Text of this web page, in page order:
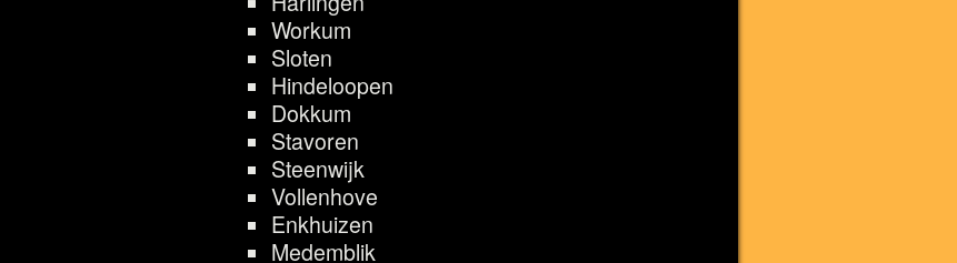
Workum
Sloten
Hindeloopen
Dokkum
Stavoren
Steenwijk
Vollenhove
Enkhuizen
Medemblik